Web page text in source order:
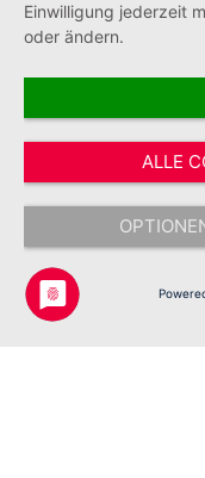
Vertrag widerrufen
* Alle Preise inkl.
Copyright © 2026
Einwilligung jederzeit
oder ändern.
ALLE